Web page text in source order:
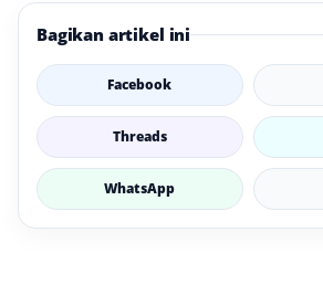
Bagikan artikel ini
Facebook
Threads
WhatsApp